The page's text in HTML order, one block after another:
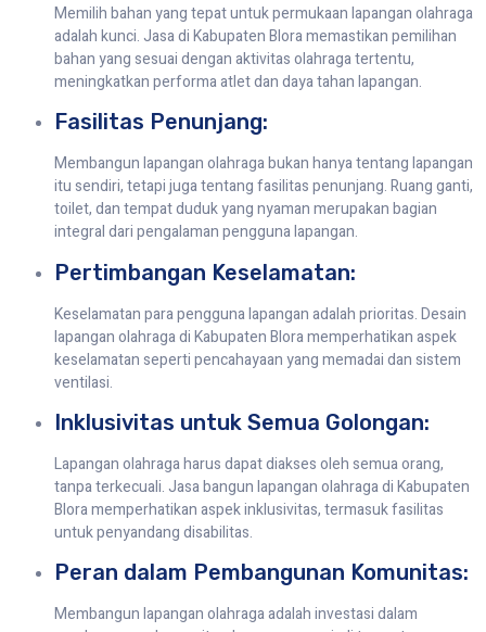
Memilih bahan yang tepat untuk permukaan lapangan olahraga
adalah kunci. Jasa di Kabupaten Blora memastikan pemilihan
bahan yang sesuai dengan aktivitas olahraga tertentu,
meningkatkan performa atlet dan daya tahan lapangan.
Fasilitas Penunjang:
Membangun lapangan olahraga bukan hanya tentang lapangan
itu sendiri, tetapi juga tentang fasilitas penunjang. Ruang ganti,
toilet, dan tempat duduk yang nyaman merupakan bagian
integral dari pengalaman pengguna lapangan.
Pertimbangan Keselamatan:
Keselamatan para pengguna lapangan adalah prioritas. Desain
lapangan olahraga di Kabupaten Blora memperhatikan aspek
keselamatan seperti pencahayaan yang memadai dan sistem
ventilasi.
Inklusivitas untuk Semua Golongan:
Lapangan olahraga harus dapat diakses oleh semua orang,
tanpa terkecuali. Jasa bangun lapangan olahraga di Kabupaten
Blora memperhatikan aspek inklusivitas, termasuk fasilitas
untuk penyandang disabilitas.
Peran dalam Pembangunan Komunitas:
Membangun lapangan olahraga adalah investasi dalam